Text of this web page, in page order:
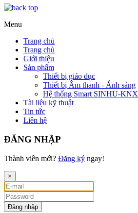
Menu
Trang chủ
Trang chủ
Giới thiệu
Sản phẩm
Thiết bị giáo dục
Thiết bị Âm thanh - Ánh sáng
Hệ thống Smart SINHU-KNX
Tài liệu kỹ thuật
Tin tức
Liên hệ
ĐĂNG NHẬP
Thành viên mới? Đăng ký ngay!
×
Đăng nhập